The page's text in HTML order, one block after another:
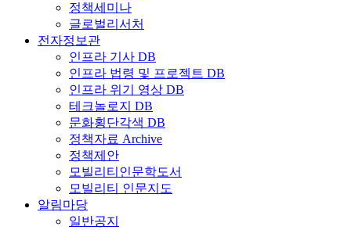
정책세미나
글로벌리서처
전자정보관
인프라 기사 DB
인프라 법령 및 프로젝트 DB
인프라 위기 영상 DB
테크놀로지 DB
문화횡단각색 DB
정책자료 Archive
정책제안
모빌리티인문학도서
모빌리티 인문지도
알림마당
일반공지